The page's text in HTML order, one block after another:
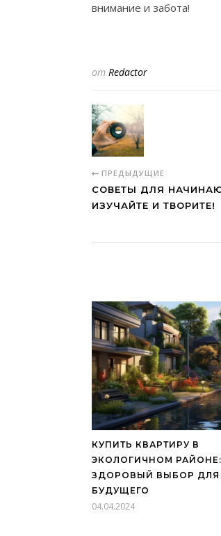
внимание и забота!
от Redactor
ПРЕДЫДУЩИЕ
СОВЕТЫ ДЛЯ
ИЗУЧАЙТЕ И ТВОРИТЕ!
КУПИТЬ КВАРТИРУ В
ЭКОЛОГИЧНОМ РАЙОНЕ:
ЗДОРОВЫЙ ВЫБОР ДЛЯ
БУДУЩЕГО
04.04.2024